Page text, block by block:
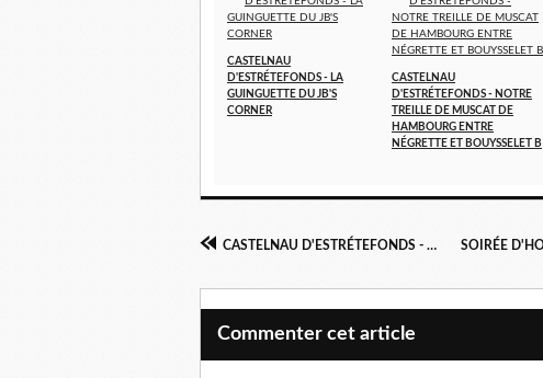
CASTELNAU
D'ESTRÉTEFONDS - LA
GUINGUETTE DU JB'S
CORNER
CASTELNAU
D'ESTRÉTEFONDS - NOTRE
TREILLE DE MUSCAT DE
HAMBOURG ENTRE
NÉGRETTE ET BOUYSSELET B
CASTELNAU D'ESTRÉTEFONDS - MISE À L'HONNEUR DE JEANINE FABRO
Commenter cet article